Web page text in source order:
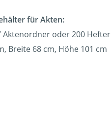
für Akten:
Aktenordner oder 200 Hefter
Breite 68 cm, Höhe 101 cm